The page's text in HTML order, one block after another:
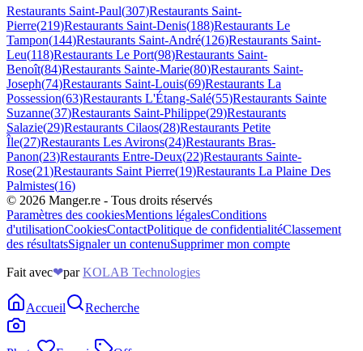
Restaurants Saint-Paul(307)Restaurants Saint-
Pierre(219)Restaurants Saint-Denis(188)Restaurants Le
Tampon(144)Restaurants Saint-André(126)Restaurants Saint-
Leu(118)Restaurants Le Port(98)Restaurants Saint-
Benoît(84)Restaurants Sainte-Marie(80)Restaurants Saint-
Joseph(74)Restaurants Saint-Louis(69)Restaurants La
Possession(63)Restaurants L'Étang-Salé(55)Restaurants Sainte
Suzanne(37)Restaurants Saint-Philippe(29)Restaurants
Salazie(29)Restaurants Cilaos(28)Restaurants Petite
Île(27)Restaurants Les Avirons(24)Restaurants Bras-
Panon(23)Restaurants Entre-Deux(22)Restaurants Sainte-
Rose(21)Restaurants Saint Pierre(19)Restaurants La Plaine Des
Palmistes(16)
© 2026 Manger.re - Tous droits réservés
Paramètres des cookiesMentions légalesConditions
d'utilisationCookiesContactPolitique de confidentialitéClassement
des résultatsSignaler un contenuSupprimer mon compte
Fait avec❤par KOLAB Technologies
Accueil Recherche